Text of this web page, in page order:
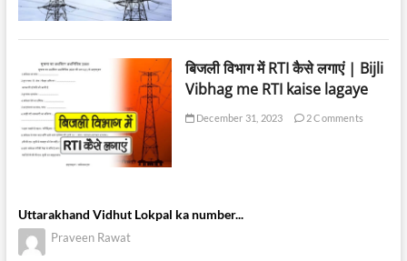
बिजली विभाग में RTI कैसे लगाएं | Bijli
Vibhag me RTI kaise lagaye
December 31, 2023 2 Comments
Uttarakhand Vidhut Lokpal ka number...
Praveen Rawat